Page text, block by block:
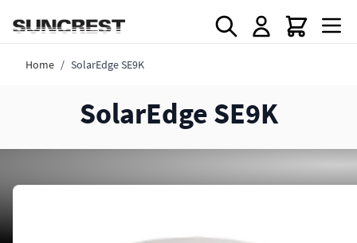
Home / SolarEdge SE9K
SolarEdge SE9K